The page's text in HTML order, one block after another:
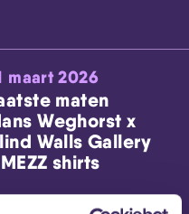
maart 2026
maten
Weghorst x
Walls Gallery
shirts